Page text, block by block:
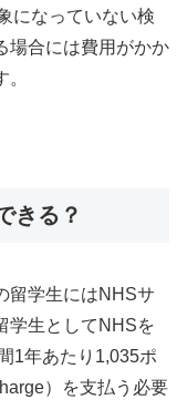
になっていない検
場合には費用がかか
きる？
留学生にはNHSサ
学生としてNHSを
1年あたり1,035ポ
）を支払う必要